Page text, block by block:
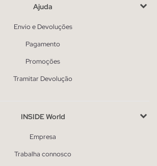
Ajuda
Envio e Devoluções
Pagamento
Promoções
Tramitar Devolução
INSIDE World
Empresa
Trabalha connosco